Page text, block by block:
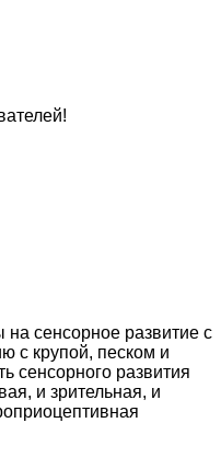
на сенсорное развитие с
с крупой, песком и
сенсорного развития
и зрительная, и